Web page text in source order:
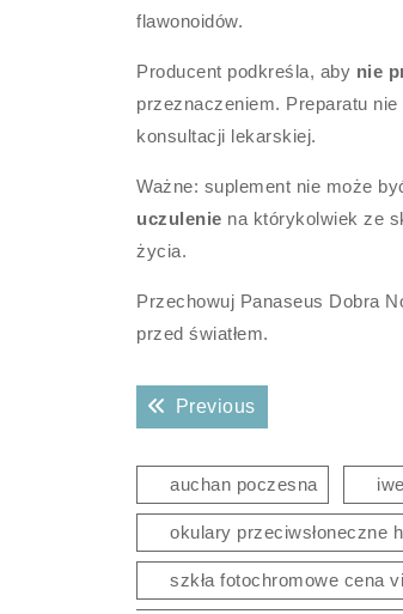
flawonoidów.
Producent podkreśla, aby nie
przeznaczeniem. Preparatu
konsultacji lekarskiej.
Ważne: suplement nie może
uczulenie na którykolwiek ze
życia.
Przechowuj Panaseus Dobra
przed światłem.
Nawigacja
wpisu
PreviousPrevious post:
auchan poczesna
okulary przeciwsłoneczne
szkła fotochromowe cena